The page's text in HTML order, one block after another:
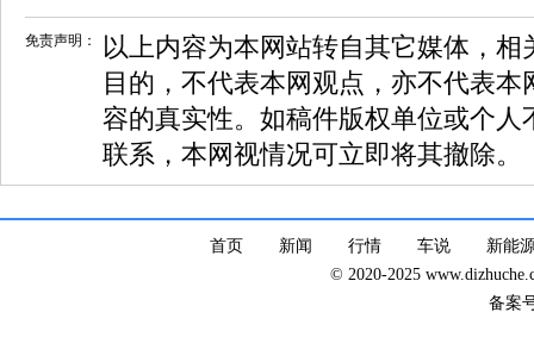
免责声明：
以上内容为本网站转自其它媒体，
目的，不代表本网观点，亦不代表
容的真实性。如稿件版权单位或个
联系，本网视情况可立即将其撤除。
首页 新闻 行情 车说
新能
© 2020-2025
备案